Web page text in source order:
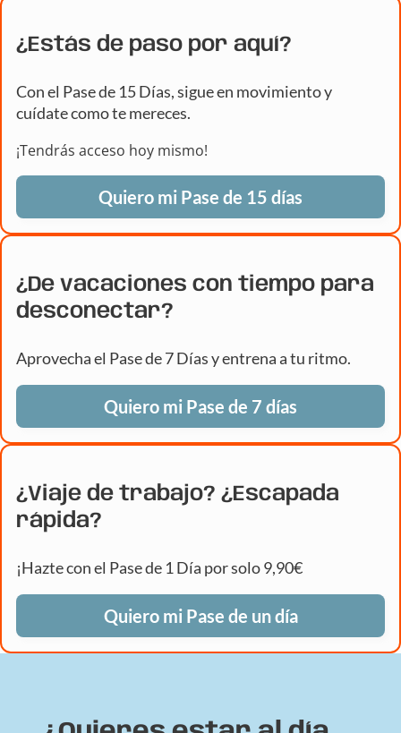
¿Estás de paso por aquí?
Con el Pase de 15 Días, sigue en movimiento y
cuídate como te mereces.
¡Tendrás acceso hoy mismo!
Quiero mi Pase de 15 días
¿De vacaciones con tiempo para
desconectar?
Aprovecha el Pase de 7 Días y entrena a tu ritmo.
Quiero mi Pase de 7 días
¿Viaje de trabajo? ¿Escapada
rápida?
¡Hazte con el Pase de 1 Día por solo 9,90€
Quiero mi Pase de un día